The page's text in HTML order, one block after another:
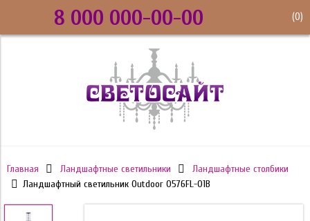
8 000 000-00-00 (0)
Главная Ландшафтные светильники
Ландшафтные столбики
Ландшафтный светильник Outdoor O576FL-01B